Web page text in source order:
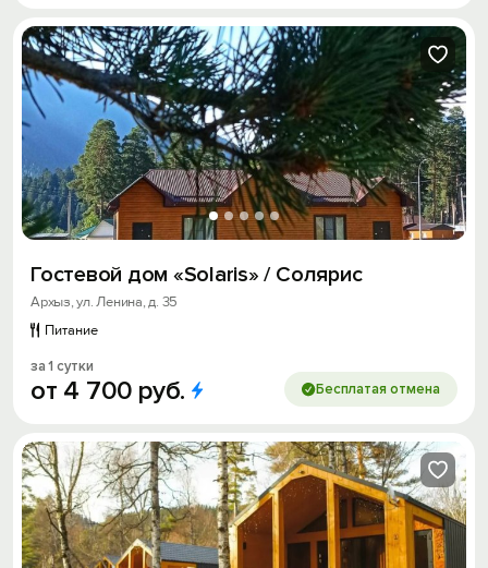
Гостевой дом «Solaris» / Солярис
Архыз, ул. Ленина, д. 35
Питание
за 1 сутки
от 4 700 руб. Бесплатая отмена